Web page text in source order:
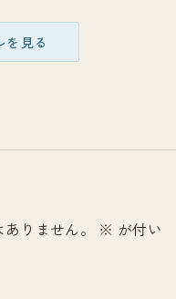
を見る
りません。 ※ が付い